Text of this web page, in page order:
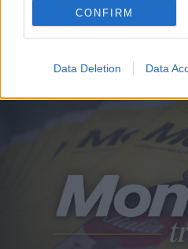
CONFIRM
Data Deletion Data
Sfoglia Moneta